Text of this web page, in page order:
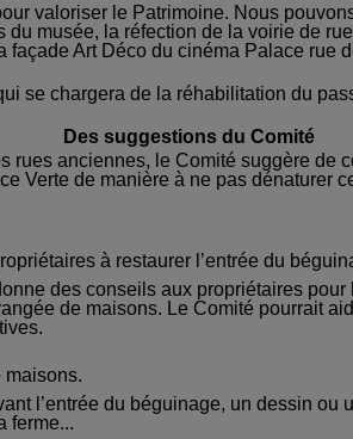
valoriser le Patrimoine. Nous
musée, la réfection de la voirie de
façade Art Déco du cinéma Palace rue
se chargera de la réhabilitation du
Des suggestions du Comité
rues anciennes, le Comité suggère de
Verte de manière à ne pas dénaturer
à restaurer l’entrée du
des conseils aux propriétaires
de maisons. Le Comité pourrait
maisons.
l’entrée du béguinage, un dessin ou
ferme...